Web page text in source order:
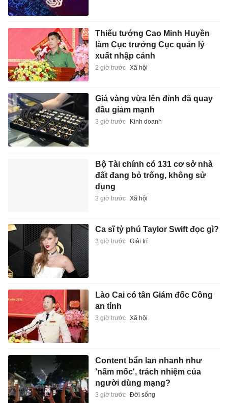
Thiếu tướng Cao Minh Huyền
làm Cục trưởng Cục quản lý
xuất nhập cảnh
2 giờ trước Xã hội
Giá vàng vừa lên đỉnh đã quay
đầu giảm mạnh
3 giờ trước Kinh doanh
Bộ Tài chính có 131 cơ sở nhà
đất đang bỏ trống, không sử
dụng
3 giờ trước Xã hội
Ca sĩ tỷ phú Taylor Swift đọc gì?
3 giờ trước Giải trí
Lào Cai có tân Giám đốc Công
an tỉnh
3 giờ trước Xã hội
Content bẩn lan nhanh như
'nấm mốc', trách nhiệm của
người dùng mạng?
3 giờ trước Đời sống